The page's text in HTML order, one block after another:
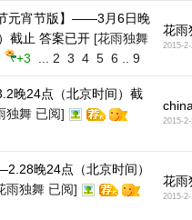
元宵节版】——3月6日晚
截止 答案已开 [花雨独舞
+3 2 3 4 5 6 9
花雨
2015-
晚24点（北京时间）截
独舞 已阅]
2015-
晚24点（北京时间）
雨独舞 已阅]
花雨
2015-